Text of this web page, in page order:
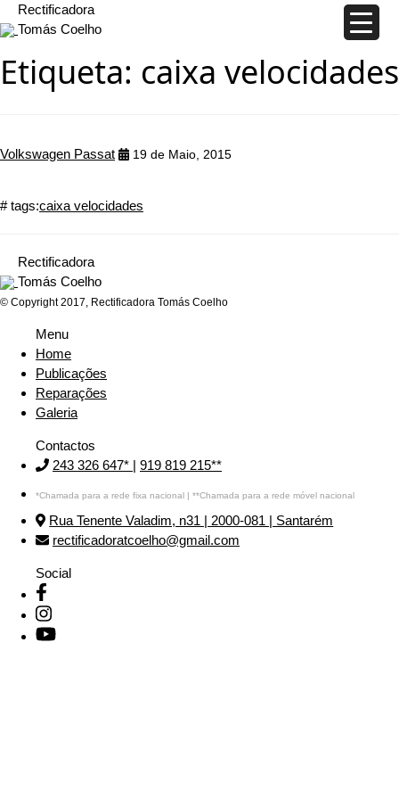
Rectificadora
Tomás Coelho
Etiqueta: caixa velocidades
Volkswagen Passat 19 de Maio, 2015
# tags:caixa velocidades
Rectificadora
Tomás Coelho
© Copyright 2017, Rectificadora Tomás Coelho
Menu
Home
Publicações
Reparações
Galeria
Contactos
243 326 647* | 919 819 215**
*Chamada para a rede fixa nacional | **Chamada para a rede móvel nacional
Rua Tenente Valadim, n31 | 2000-081 | Santarém
rectificadoratcoelho@gmail.com
Social